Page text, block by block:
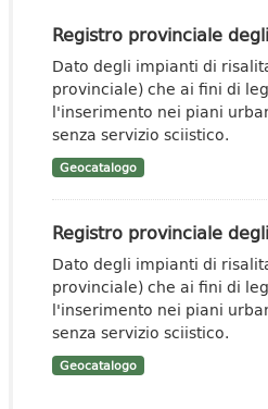
Registro provinciale
Dato degli impianti di
provinciale) che ai fini di
l'inserimento nei piani
senza servizio sciistico.
Geocatalogo
Registro provinciale
Dato degli impianti di
provinciale) che ai fini di
l'inserimento nei piani
senza servizio sciistico.
Geocatalogo